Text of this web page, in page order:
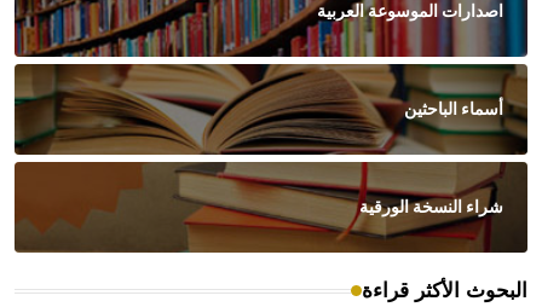
اصدارات الموسوعة العربية
أسماء الباحثين
شراء النسخة الورقية
البحوث الأكثر قراءة